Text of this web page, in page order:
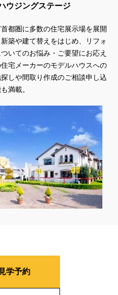
ウジングステージ
都圏に多数の住宅展示場を展開
築や建て替えをはじめ、リフォ
いてのお悩み・ご要望にお応え
宅メーカーのモデルハウスへの
しや間取り作成のご相談申し込
満載。
見学予約